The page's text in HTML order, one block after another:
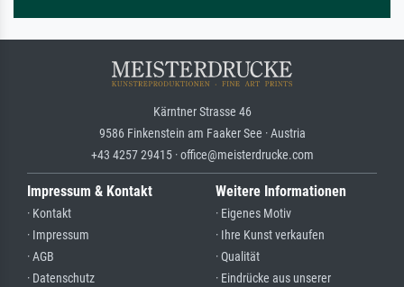
Kärntner Strasse 46
9586 Finkenstein am Faaker See · Austria
+43 4257 29415 · office@meisterdrucke.com
Impressum & Kontakt
· Kontakt
· Impressum
· AGB
· Datenschutz
Weitere Informationen
· Eigenes Motiv
· Ihre Kunst verkaufen
· Qualität
· Eindrücke aus unserer